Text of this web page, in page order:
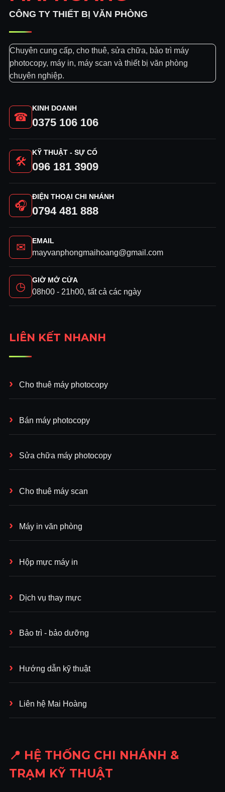
CÔNG TY THIẾT BỊ VĂN PHÒNG
Chuyên cung cấp, cho thuê, sửa chữa, bảo trì máy
photocopy, máy in, máy scan và thiết bị văn phòng
chuyên nghiệp.
☎
KINH DOANH
0375 106 106
🛠
KỸ THUẬT - SỰ CỐ
096 181 3909
🎧
ĐIỆN THOẠI CHI NHÁNH
0794 481 888
✉ EMAIL
mayvanphongmaihoang@gmail.com
◷ GIỜ MỞ CỬA
08h00 - 21h00, tất cả các ngày
LIÊN KẾT NHANH
Cho thuê máy photocopy
Bán máy photocopy
Sửa chữa máy photocopy
Cho thuê máy scan
Máy in văn phòng
Hộp mực máy in
Dịch vụ thay mực
Bảo trì - bảo dưỡng
Hướng dẫn kỹ thuật
Liên hệ Mai Hoàng
📍 HỆ THỐNG CHI NHÁNH &
TRẠM KỸ THUẬT